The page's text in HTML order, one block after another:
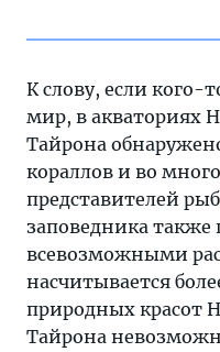
К слову, если кого-
мир, в акваториях
Тайрона
кораллов и во
представителей
заповедника также
всевозможными
насчитывается
природных красот
Тайрона